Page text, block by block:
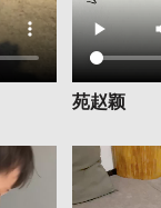
苑赵颖